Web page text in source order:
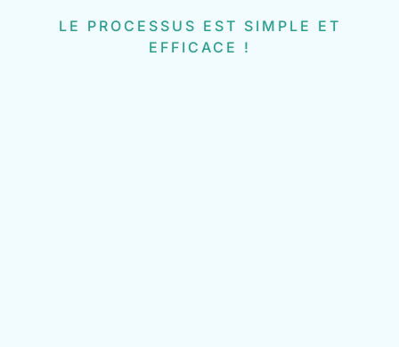
LE PROCESSUS EST SIMPLE ET
EFFICACE !